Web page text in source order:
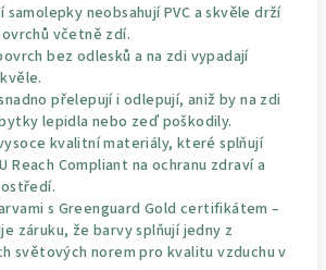
neobsahují PVC a skvěle drží
včetně zdí.
bez odlesků a na zdi vypadají
přelepují i odlepují, aniž by na zdi
lepidla nebo zeď poškodily.
kvalitní materiály, které splňují
Reach Compliant na ochranu zdraví a
s Greenguard Gold certifikátem –
záruku, že barvy splňují jedny z
světových norem pro kvalitu vzduchu v